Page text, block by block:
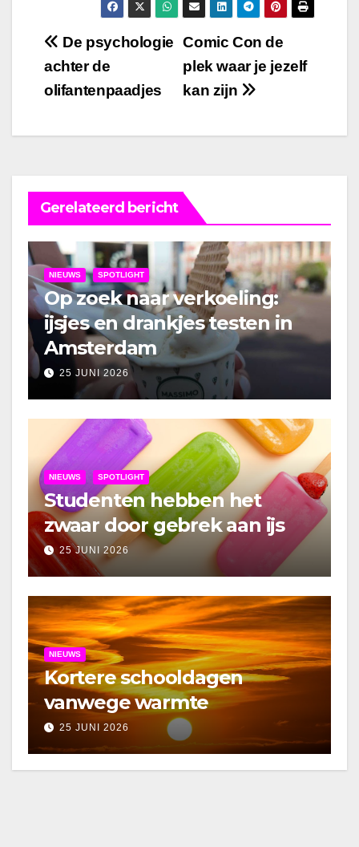
Bericht
navigatie
Comic Con de
plek waar je jezelf
kan zijn
De psychologie
achter de
olifantenpaadjes
Gerelateerd bericht
NIEUWS SPOTLIGHT
Op zoek naar verkoeling:
ijsjes en drankjes testen in
Amsterdam
25 JUNI 2026
NIEUWS SPOTLIGHT
Studenten hebben het
zwaar door gebrek aan ijs
25 JUNI 2026
NIEUWS
Kortere schooldagen
vanwege warmte
25 JUNI 2026